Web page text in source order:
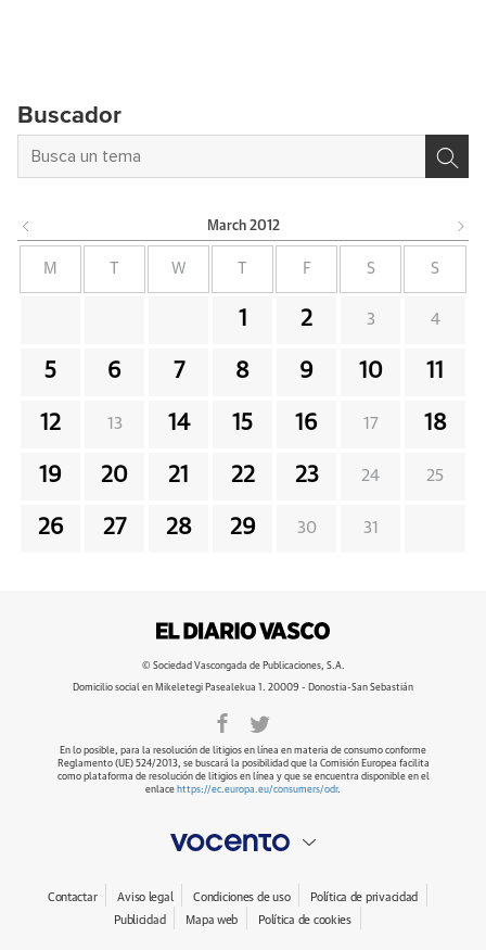
Buscador
March 2012
M W F S S
1 2 3 4
5 6 7 8 9 10 11
12 13 14 15 16 17 18
19 20 21 22 23 24 25
26 27 28 29 30 31
© Sociedad Vascongada de Publicaciones, S.A.
Domicilio social en Mikeletegi Pasealekua 1. 20009 - Donostia-San Sebastián
En lo posible, para la resolución de litigios en línea en materia de consumo conforme
Reglamento (UE) 524/2013, se buscará la posibilidad que la Comisión Europea facilita
como plataforma de resolución de litigios en línea y que se encuentra disponible en el
enlace https://ec.europa.eu/consumers/odr.
Contactar Aviso legal Condiciones de uso
Política de privacidad
Publicidad
Mapa web Política de cookies